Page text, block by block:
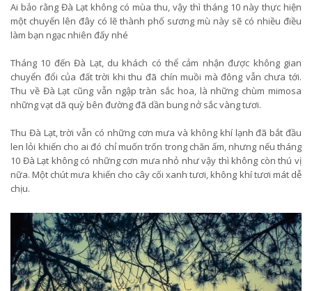
Ai bảo rằng Đà Lạt không có mùa thu, vậy thì tháng 10 này thực hiện
một chuyến lên đây có lẽ thành phố sương mù này sẽ có nhiều điều
làm bạn ngạc nhiên đấy nhé
Tháng 10 đến Đà Lạt, du khách có thể cảm nhận được không gian
chuyển đổi của đất trời khi thu đã chín muồi mà đông vẫn chưa tới.
Thu về Đà Lạt cũng vẫn ngập tràn sắc hoa, là những chùm mimosa
những vạt dã quỳ bên đường đã dần bung nở sắc vàng tươi.
Thu Đà Lạt, trời vẫn có những cơn mưa và không khí lạnh đã bắt đầu
len lỏi khiến cho ai đó chỉ muốn trốn trong chăn ấm, nhưng nếu tháng
10 Đà Lạt không có những cơn mưa nhỏ như vậy thì không còn thú vị
nữa. Một chút mưa khiến cho cây cối xanh tươi, không khí tươi mát dễ
chịu.